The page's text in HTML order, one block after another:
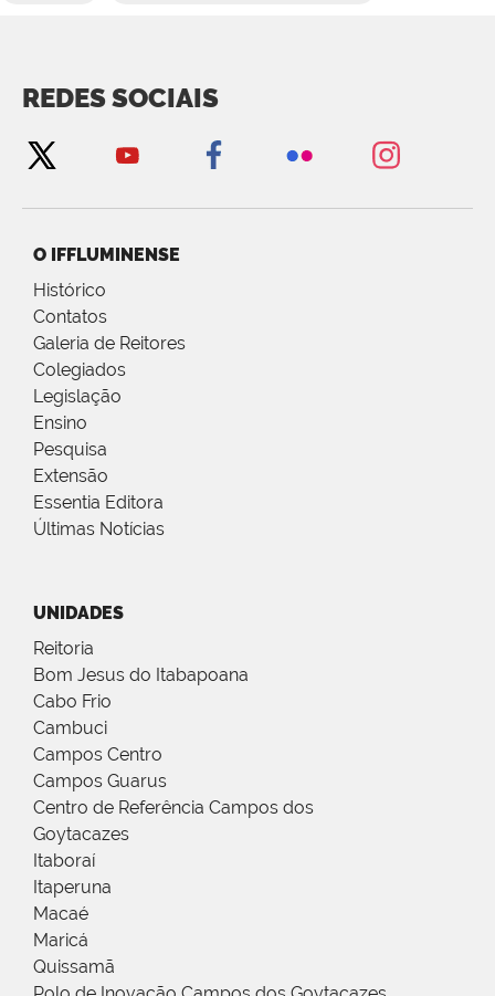
REDES SOCIAIS
O IFFLUMINENSE
Histórico
Contatos
Galeria de Reitores
Colegiados
Legislação
Ensino
Pesquisa
Extensão
Essentia Editora
Últimas Notícias
UNIDADES
Reitoria
Bom Jesus do Itabapoana
Cabo Frio
Cambuci
Campos Centro
Campos Guarus
Centro de Referência Campos dos
Goytacazes
Itaboraí
Itaperuna
Macaé
Maricá
Quissamã